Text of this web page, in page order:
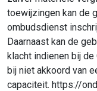
toewijzingen kan de
ombudsdienst
Daarnaast kan de
klacht indienen bij
bij niet akkoord van
capaciteit. https://